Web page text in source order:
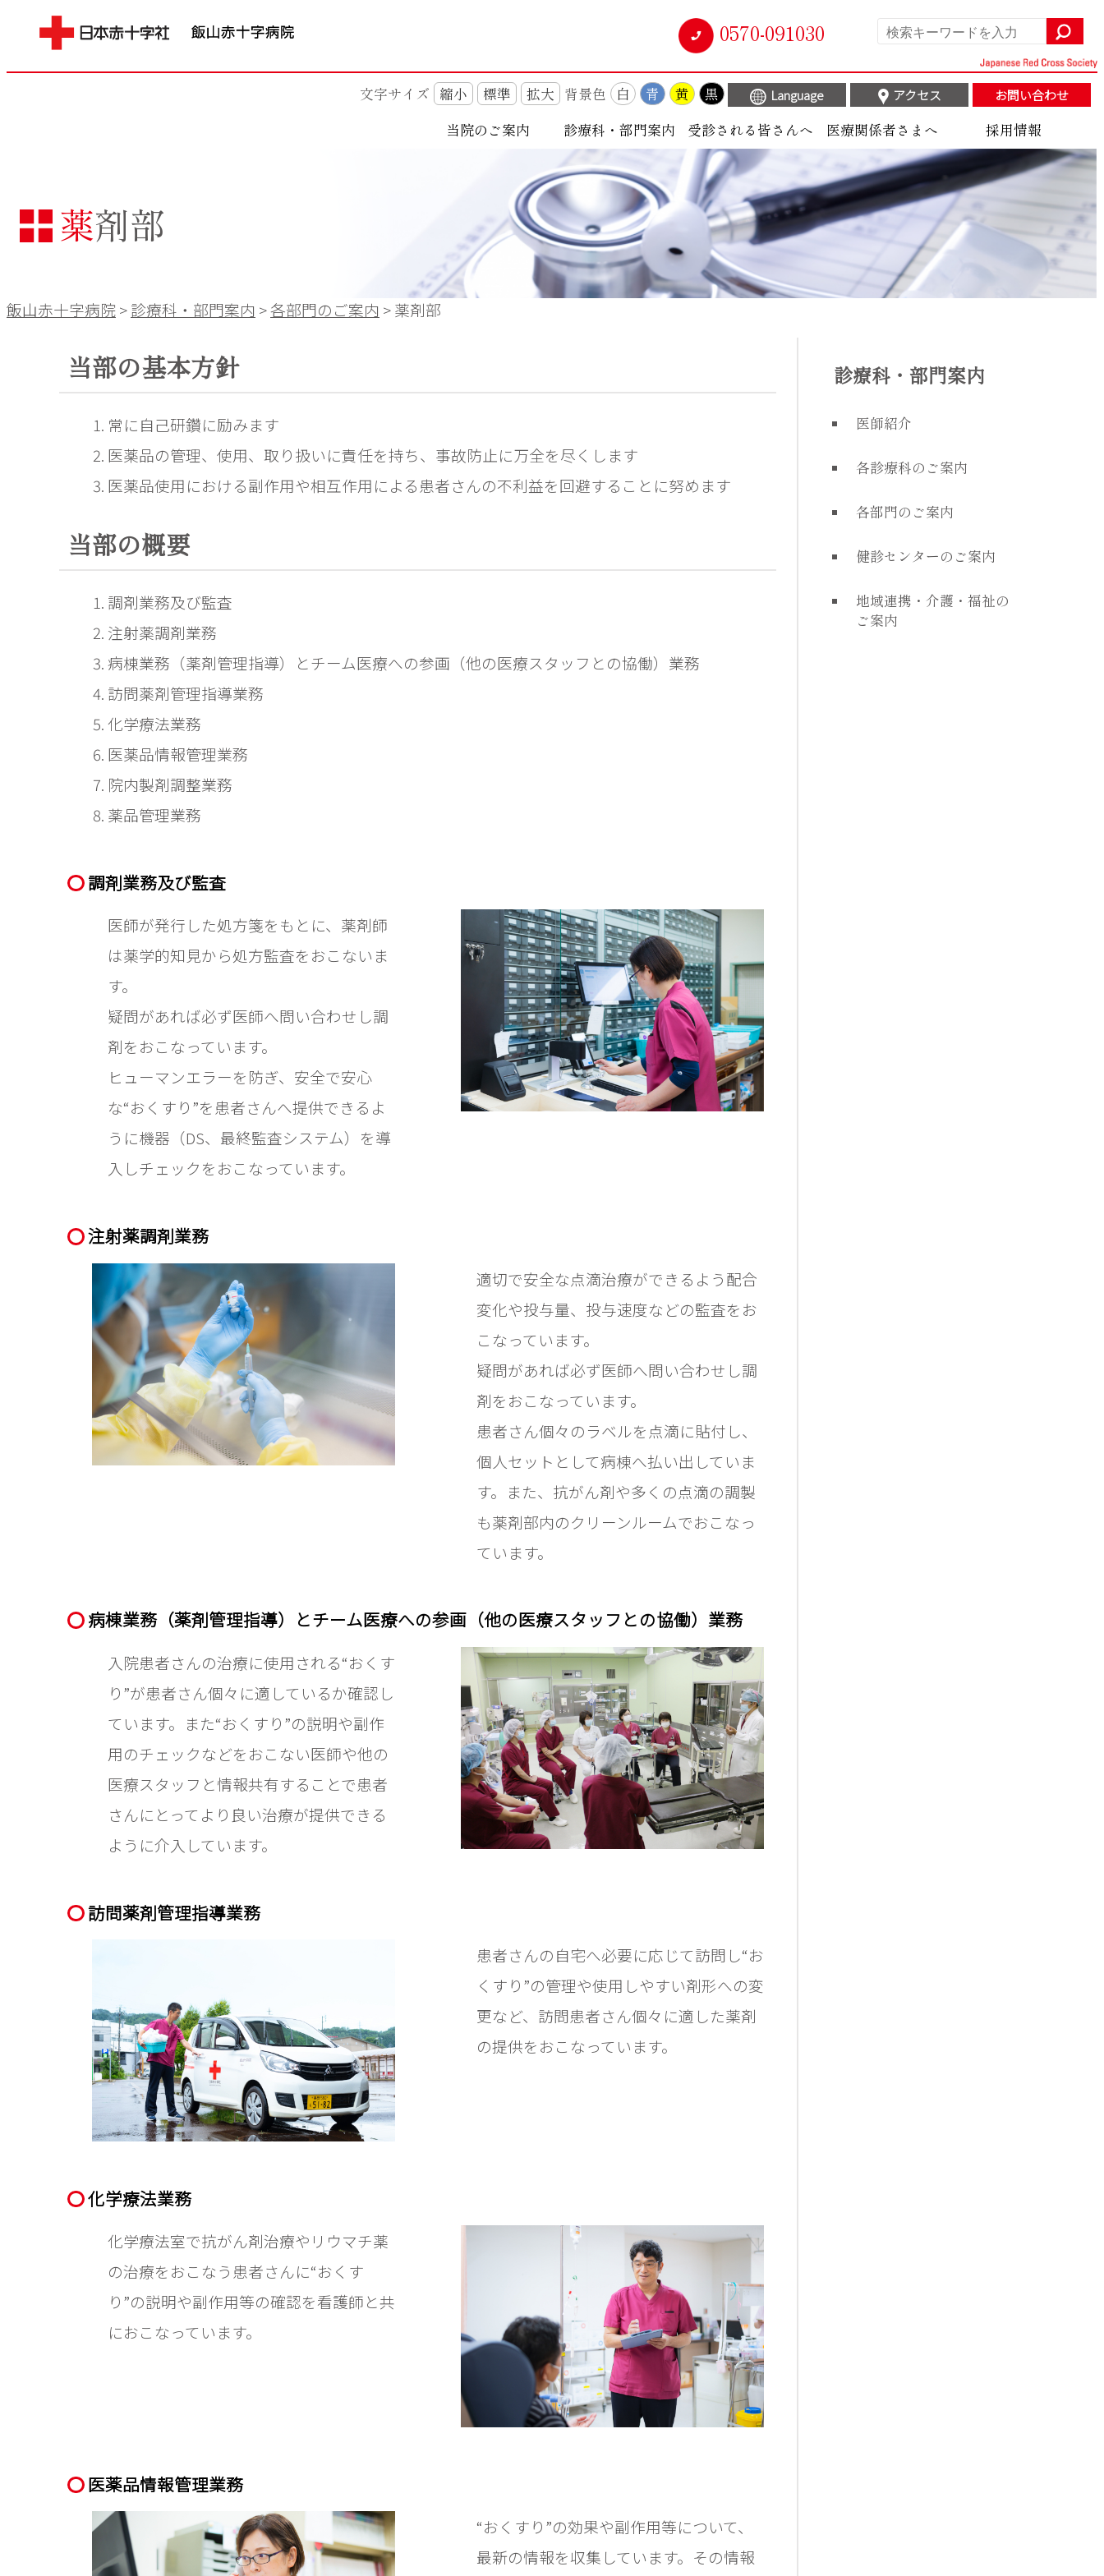
0570-091030
文字サイズ 縮小 標準 拡大 背景色 白 青 黄 黒 Language アクセス お問い合わせ
当院のご案内 診療科・部門案内 受診される皆さんへ 医療関係者さまへ 採用情報
薬剤部
飯山赤十字病院>診療科・部門案内 >各部門のご案内 >薬剤部
当部の基本方針
常に自己研鑽に励みます
医薬品の管理、使用、取り扱いに責任を持ち、事故防止に万全を尽くします
医薬品使用における副作用や相互作用による患者さんの不利益を回避することに努めます
当部の概要
調剤業務及び監査
注射薬調剤業務
病棟業務（薬剤管理指導）とチーム医療への参画（他の医療スタッフとの協働）業務
訪問薬剤管理指導業務
化学療法業務
医薬品情報管理業務
院内製剤調整業務
薬品管理業務
調剤業務及び監査
医師が発行した処方箋をもとに、薬剤師
は薬学的知見から処方監査をおこないま
す。
疑問があれば必ず医師へ問い合わせし調
剤をおこなっています。
ヒューマンエラーを防ぎ、安全で安心
な“おくすり”を患者さんへ提供できるよ
うに機器（DS、最終監査システム）を導
入しチェックをおこなっています。
注射薬調剤業務
適切で安全な点滴治療ができるよう配合
変化や投与量、投与速度などの監査をお
こなっています。
疑問があれば必ず医師へ問い合わせし調
剤をおこなっています。
患者さん個々のラベルを点滴に貼付し、
個人セットとして病棟へ払い出していま
す。また、抗がん剤や多くの点滴の調製
も薬剤部内のクリーンルームでおこなっ
ています。
病棟業務（薬剤管理指導）とチーム医療への参画（他の医療スタッフとの協働）業務
入院患者さんの治療に使用される“おくす
り”が患者さん個々に適しているか確認し
ています。また“おくすり”の説明や副作
用のチェックなどをおこない医師や他の
医療スタッフと情報共有することで患者
さんにとってより良い治療が提供できる
ように介入しています。
訪問薬剤管理指導業務
患者さんの自宅へ必要に応じて訪問し“お
くすり”の管理や使用しやすい剤形への変
更など、訪問患者さん個々に適した薬剤
の提供をおこなっています。
化学療法業務
化学療法室で抗がん剤治療やリウマチ薬
の治療をおこなう患者さんに“おくす
り”の説明や副作用等の確認を看護師と共
におこなっています。
医薬品情報管理業務
“おくすり”の効果や副作用等について、
最新の情報を収集しています。その情報
診療科・部門案内
医師紹介
各診療科のご案内
各部門のご案内
健診センターのご案内
地域連携・介護・福祉の
ご案内